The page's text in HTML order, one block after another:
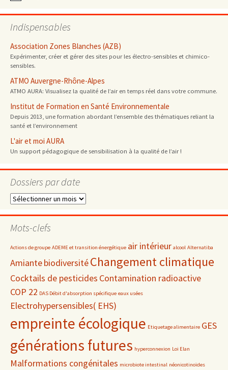
Indispensables
Association Zones Blanches (AZB)
Expérimenter, créer et gérer des sites pour les électro-sensibles et chimico-
sensibles.
ATMO Auvergne-Rhône-Alpes
ATMO AURA: Visualisez la qualité de l’air en temps réel dans votre commune.
Institut de Formation en Santé Environnementale
Depuis 2013, une formation abordant l’ensemble des thématiques reliant la
santé et l’environnement
L'air et moi AURA
Un support pédagogique de sensibilisation à la qualité de l’air !
Dossiers par date
Dossiers
date
Mots-clefs
Actions de groupe ADEME et transition énergétique air intérieur alcool Alternatiba
AmiantebiodiversitéChangement climatique
Cocktails de pesticides Contamination radioactive
COP 22 DAS Débit d'absorption spécifique eaux usées
Electrohypersensibles( EHS)
empreinte écologique Etiquetage alimentaire GES
générations futures hyperconnexion Loi Elan
Malformations congénitales microbiote intestinal néonicotinoïdes